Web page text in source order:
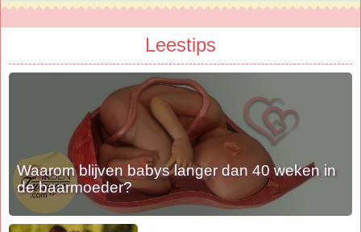
Leestips
Waarom blijven babys langer dan 40 weken in
de baarmoeder?